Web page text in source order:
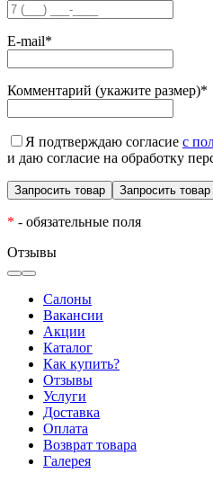
E-mail*
Комментарий (укажите размер)*
Я подтверждаю согласие с
и даю согласие на обработку
* - обязательные поля
Отзывы
Салоны
Вакансии
Акции
Каталог
Как купить?
Отзывы
Услуги
Доставка
Оплата
Возврат товара
Галерея